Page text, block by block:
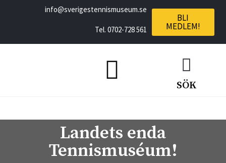
info@sverigestennismuseum.se
Tel. 0702-728 561
BLI
MEDLEM!
SÖK
Landets enda
Tennismuséum!